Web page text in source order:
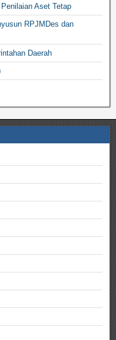
Aset Tetap
RPJMDes dan
Daerah